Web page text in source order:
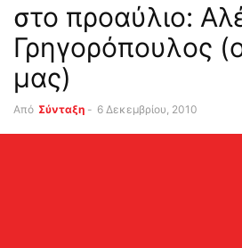
στο προαύλιο:
Γρηγορόπουλος
μας)
Από Σύνταξη - 6 Δεκεμβρίου, 2010